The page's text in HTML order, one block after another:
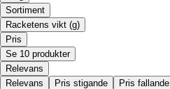
Sortiment
Racketens vikt (g)
Pris
Se 10 produkter
Relevans
Relevans
Pris stigande Pris fallande